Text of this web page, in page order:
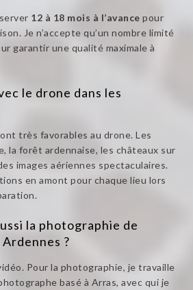
12 à 18 mois à l’avance pour
Je n’accepte qu’un nombre limité
garantir une qualité maximale à
le drone dans les
très favorables au drone. Les
la forêt ardennaise, les châteaux sur
images aériennes spectaculaires.
en amont pour chaque lieu lors
la photographie de
?
Pour la photographie, je travaille
basé à Arras, avec qui je